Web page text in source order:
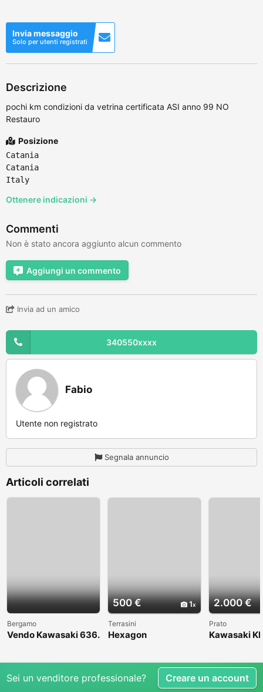
Invia messaggio
Solo per utenti registrati
Descrizione
pochi km condizioni da vetrina certificata ASI anno 99 NO
Restauro
Posizione
Catania
Catania
Italy
Ottenere indicazioni →
Commenti
Non è stato ancora aggiunto alcun commento
Aggiungi un commento
Invia ad un amico
340550xxxx
Fabio
Utente non registrato
Segnala annuncio
Articoli correlati
Bergamo
Vendo Kawasaki 636.
500 € 1
Terrasini
Hexagon
2.000 €
Prato
Kawasaki
Sei un venditore professionale? Creare un account